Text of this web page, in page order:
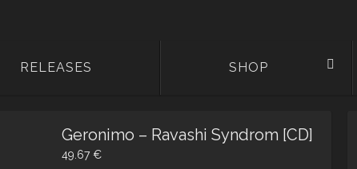
RELEASES SHOP
Geronimo – Ravashi Syndrom [CD]
49.67€